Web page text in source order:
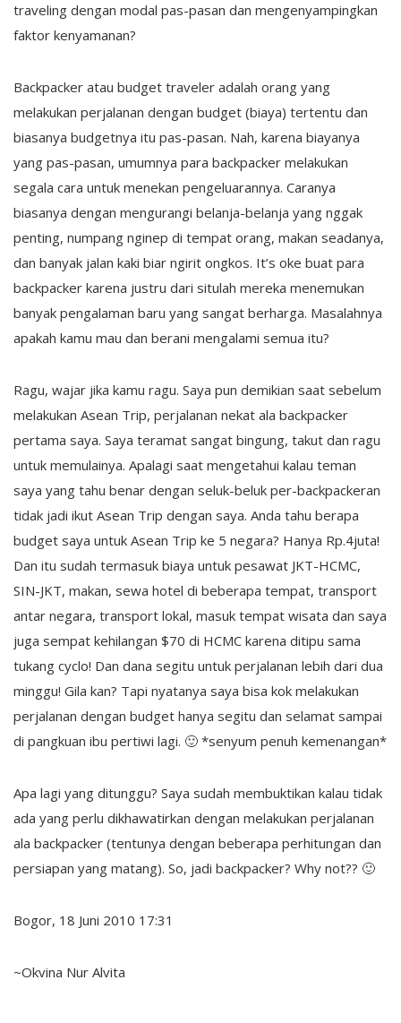
traveling dengan modal pas-pasan dan mengenyampingkan
faktor kenyamanan?
Backpacker atau budget traveler adalah orang yang
melakukan perjalanan dengan budget (biaya) tertentu dan
biasanya budgetnya itu pas-pasan. Nah, karena biayanya
yang pas-pasan, umumnya para backpacker melakukan
segala cara untuk menekan pengeluarannya. Caranya
biasanya dengan mengurangi belanja-belanja yang nggak
penting, numpang nginep di tempat orang, makan seadanya,
dan banyak jalan kaki biar ngirit ongkos. It’s oke buat para
backpacker karena justru dari situlah mereka menemukan
banyak pengalaman baru yang sangat berharga. Masalahnya
apakah kamu mau dan berani mengalami semua itu?
Ragu, wajar jika kamu ragu. Saya pun demikian saat sebelum
melakukan Asean Trip, perjalanan nekat ala backpacker
pertama saya. Saya teramat sangat bingung, takut dan ragu
untuk memulainya. Apalagi saat mengetahui kalau teman
saya yang tahu benar dengan seluk-beluk per-backpackeran
tidak jadi ikut Asean Trip dengan saya. Anda tahu berapa
budget saya untuk Asean Trip ke 5 negara? Hanya Rp.4juta!
Dan itu sudah termasuk biaya untuk pesawat JKT-HCMC,
SIN-JKT, makan, sewa hotel di beberapa tempat, transport
antar negara, transport lokal, masuk tempat wisata dan saya
juga sempat kehilangan $70 di HCMC karena ditipu sama
tukang cyclo! Dan dana segitu untuk perjalanan lebih dari dua
minggu! Gila kan? Tapi nyatanya saya bisa kok melakukan
perjalanan dengan budget hanya segitu dan selamat sampai
di pangkuan ibu pertiwi lagi. 🙂 *senyum penuh kemenangan*
Apa lagi yang ditunggu? Saya sudah membuktikan kalau tidak
ada yang perlu dikhawatirkan dengan melakukan perjalanan
ala backpacker (tentunya dengan beberapa perhitungan dan
persiapan yang matang). So, jadi backpacker? Why not?? 🙂
Bogor, 18 Juni 2010 17:31
~Okvina Nur Alvita